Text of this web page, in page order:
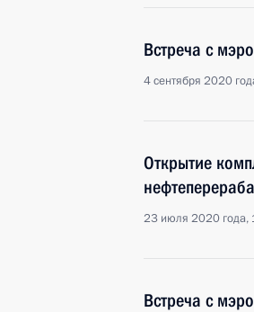
Встреча с
4 сентября 2020
Открытие
23 июля 2020 года,
Встреча с